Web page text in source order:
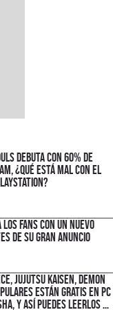
debuta con 60% de
¿qué está mal con el
los fans con un nuevo
de su gran anuncio
Jujutsu Kaisen, Demon
están gratis en PC
y así puedes leerlos en